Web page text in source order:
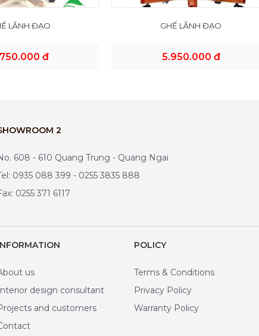
LÃNH ĐẠO
đ
GHẾ LÃNH ĐẠO
5.950.000 đ
2
608 - 610 Quang Trung - Quang Ngai
0935 088 399 - 0255 3835 888
0255 371 6117
us
design consultant
and customers
POLICY
Terms & Conditions
Privacy Policy
Warranty Policy